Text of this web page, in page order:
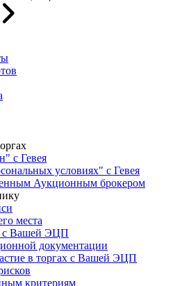
с Гевея
условиях" с Гевея
Аукционным брокером
места
с Вашей ЭЦП
документации
в торгах с Вашей ЭЦП
критериям